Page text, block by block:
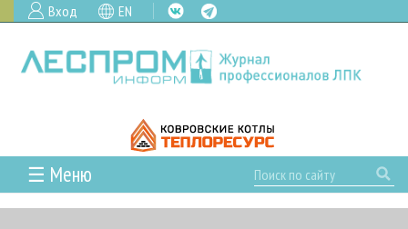
Вход EN
☰ Меню
ГЛАВНАЯ